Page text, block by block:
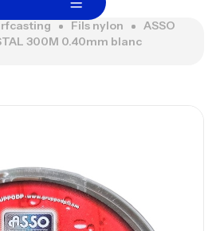
Fils nylon
ASSO
300M 0.40mm blanc